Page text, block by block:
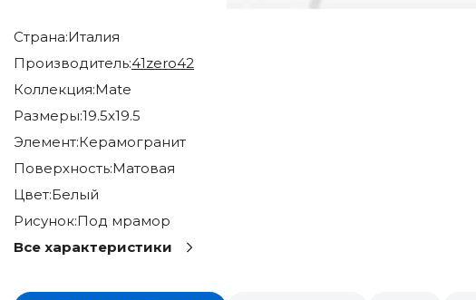
Страна:Италия
Производитель:41zero42
Коллекция:Mate
Размеры:19.5x19.5
Элемент:Керамогранит
Поверхность:Матовая
Цвет:Белый
Рисунок:Под мрамор
Все характеристики